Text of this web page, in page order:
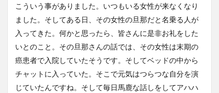
こういう事がありました。いつもいる女性が来なくなり
ました。そしてある日、その女性の旦那だと名乗る人が
入ってきた。何かと思ったら、皆さんに是非お礼をした
いとのこと。その旦那さんの話では、その女性は末期の
癌患者で入院していたそうです。そしてベッドの中から
チャットに入っていた。そこで元気はつらつな自分を演
じていたんですね。そして毎日馬鹿な話しをしてアハハ